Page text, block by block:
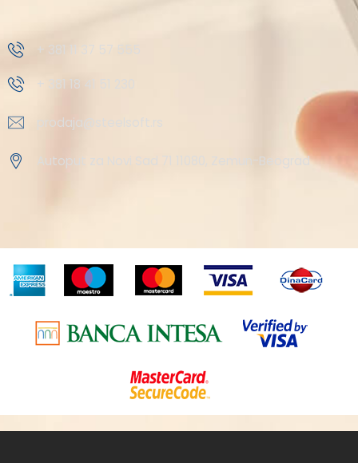
+ 381 11 37 57 555
+ 381 18 41 51 230
prodaja@steelsoft.rs
Autoput za Novi Sad 71 11080, Zemun-Beograd